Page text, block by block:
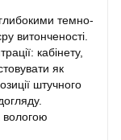
темно-
витонченості.
кабінету,
як
штучного
вологою